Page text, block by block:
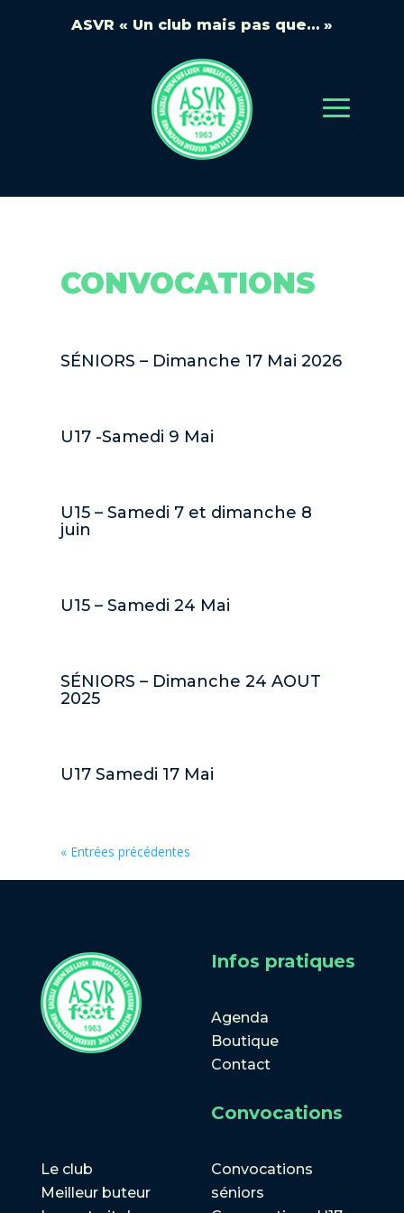
ASVR « Un club mais pas que… »
CONVOCATIONS
SÉNIORS – Dimanche 17 Mai 2026
U17 -Samedi 9 Mai
U15 – Samedi 7 et dimanche 8
juin
U15 – Samedi 24 Mai
SÉNIORS – Dimanche 24 AOUT
2025
U17 Samedi 17 Mai
« Entrées précédentes
Infos pratiques
Agenda
Boutique
Contact
Le club
Meilleur buteur
Convocations
Convocations
séniors